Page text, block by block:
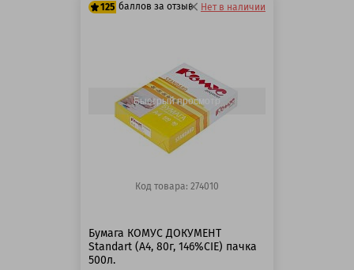
125 баллов за отзыв Нет в наличии
Быстрый просмотр
Код товара: 274010
Бумага КОМУС ДОКУМЕНТ
Standart (А4, 80г, 146%CIE) пачка
500л.